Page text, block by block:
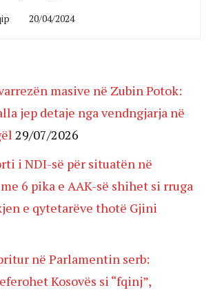
20/04/2024
masive në Zubin Potok:
jep detaje nga vendngjarja në
29/07/2026
i NDI-së për situatën në
6 pika e AAK-së shihet si rruga
e qytetarëve thotë Gjini
në Parlamentin serb:
Kosovës si “fqinj”,